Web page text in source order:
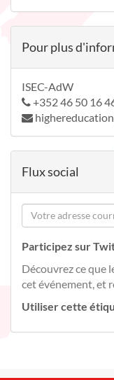
Pour plus
ISEC-AdW
+352 46 50 16
Flux social
Participez sur
Découvrez ce que
cet événement, et
Utiliser cette